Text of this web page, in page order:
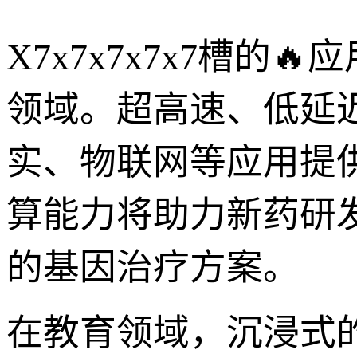
X7x7x7x7x7槽的🔥
领域。超高速、低延
实、物联网等应用提
算能力将助力新药研
的基因治疗方案。
在教育领域，沉浸式